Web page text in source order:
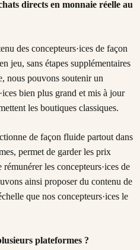
directs en monnaie réelle au
des concepteurs·ices de façon
jeu, sans étapes supplémentaires
nous pouvons soutenir un
bien plus grand et mis à jour
les boutiques classiques.
de façon fluide partout dans
permet de garder les prix
les concepteurs·ices de
ainsi proposer du contenu de
que nos concepteurs·ices le
plateformes ?